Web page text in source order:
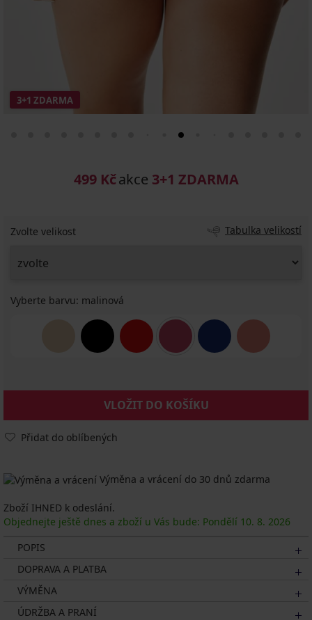
3+1 ZDARMA
499 Kčakce 3+1 ZDARMA
Zvolte velikost Tabulka velikostí
Vyberte barvu: malinová
VLOŽIT DO KOŠÍKU
Přidat do oblíbených
Výměna a vrácení do 30 dnů zdarma
Zboží IHNED k odeslání.
Objednejte ještě dnes a zboží u Vás bude: Pondělí 10. 8. 2026
POPIS
DOPRAVA A PLATBA
VÝMĚNA
ÚDRŽBA A PRANÍ